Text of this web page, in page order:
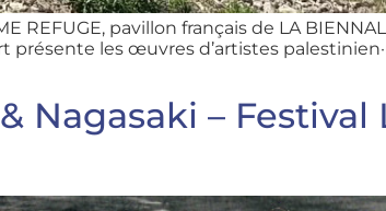
pavillon français de LA
les œuvres d’artistes
Nagasaki – Festival